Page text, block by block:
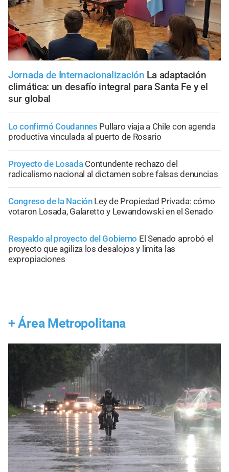
Jornada de Internacionalización La adaptación
climática: un desafío integral para Santa Fe y el
sur global
Lo confirmó Coudannes Pullaro viaja a Chile con agenda
productiva vinculada al puerto de Rosario
Proyecto de Losada Contundente rechazo del
radicalismo nacional al dictamen sobre falsas denuncias
Congreso de la Nación Ley de Propiedad Privada: cómo
votaron Losada, Galaretto y Lewandowski en el Senado
Respaldo al proyecto del Gobierno El Senado aprobó el
proyecto que agiliza los desalojos y limita las
expropiaciones
+ Área Metropolitana